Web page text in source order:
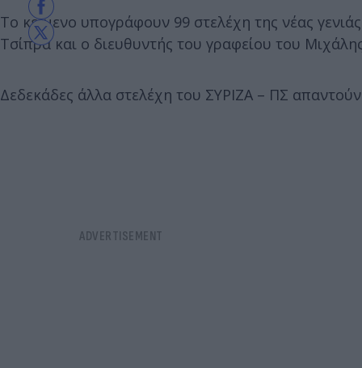
Το κείμενο υπογράφουν 99 στελέχη της νέας
Τσίπρα και ο διευθυντής του γραφείου του
Δεδεκάδες άλλα στελέχη του ΣΥΡΙΖΑ – ΠΣ